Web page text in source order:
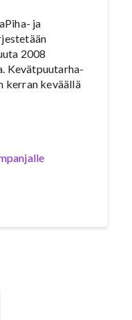
ja
2008
Kevätpuutarha-
kerran keväällä